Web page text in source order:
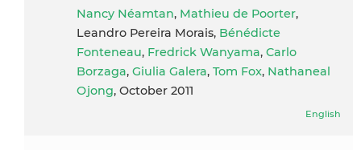
Nancy Néamtan, Mathieu de Poorter,
Leandro Pereira Morais, Bénédicte
Fonteneau, Fredrick Wanyama, Carlo
Borzaga, Giulia Galera, Tom Fox, Nathaneal
Ojong, October 2011
English